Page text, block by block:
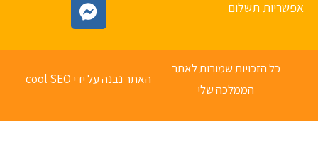
תשלום
כל הזכויות שמורות לאתר
הממלכה שלי
האתר נבנה על ידי cool SEO